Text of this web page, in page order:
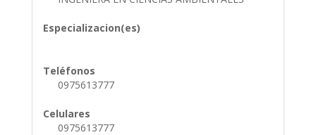
Especializacion(es)
Teléfonos
0975613777
Celulares
0975613777